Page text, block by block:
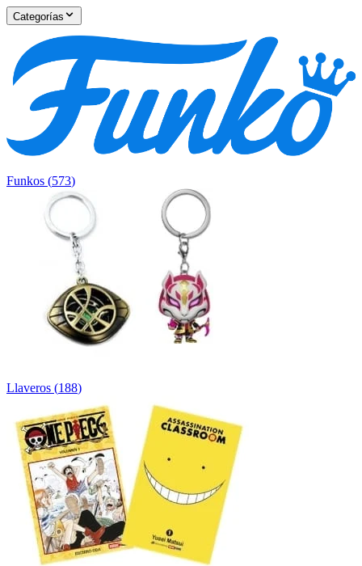
Categorías
Funkos (573)
Llaveros (188)